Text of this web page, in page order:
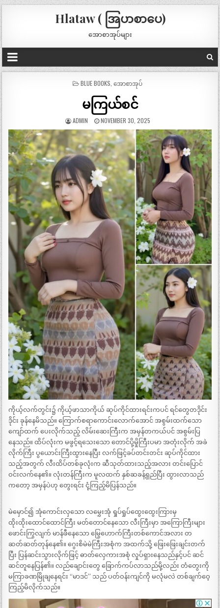
Hlataw ( အြပာစာပေ)
အောစာအုပ်များ
POSTED
BLUE BOOKS အောစာအုပ်
မကြယ်စင်
ADMIN NOVEMBER 30, 2025
ကိုယ့်လက်တွင်း၌ ကိုယ့်ဖာသာကိုယ် ဆုပ်ကိုင်ထားရင်းကပင် ရင်တွေတဒိုင်း
ဒိုင်း ခုန်နေမိသည်။ ကြောက်စရာကောင်းလောက်အောင် အစွမ်းထက်သော
ကျော်ထက် ပေးလိုက်သည့် လိမ်းဆေးကြီးက အမှန်တကယ်ပင် အစွမ်းပြ
နေသည်။ ထိပ်လုံးက မဖွင့်ရသေးသော တောင်ပို့မှိုကြီးပမာ အတုံးလိုက် အခဲ
လိုက်ကြီး ပွယောင်းကြီးထွားနေပြီး လက်ဖြင့်ခပ်တင်းတင်း ဆုပ်ကိုင်ထား
သည့်အတွက် လီးထိပ်တစ်ခုလုံးက ဆီသုတ်ထားသည့်အလား တင်းပြောင်
ဝင်းလက်နေ၏။ လုံးတန်ကြီးက မူလထက် နှစ်ဆခန့်ရှည်ပြီး ထွားလာသည်
ကတော့ အမှန်ပဲဟု တွေးရင်း ငုံ့ကြည့်မိပြန်သည်။
မဲမှောင်၍ အုံကောင်းလှသော လမွှေးအုံ ရှုပ်ရှုပ်ထွေးထွေးကြားမှ
ထိုးထိုးထောင်ထောင်ကြီး မတ်တောင်နေသော လီးကြီးမှာ အကြောကြီးများ
ဖောင်းကြွလျက် မာန်ဖီနေသော မြွေဟောက်ကြီးတစ်ကောင်အလား တ
ဆတ်ဆတ်တုန်နေ၏။ ဂွေးစိမဲမဲကြီးအစုံက အထက်သို့ ဖြေးဖြေးချင်းတက်
ပြီး ပြန်ဆင်းသွားလိုက်ဖြင့် ဓာတ်လှေကားအစုံ လှုပ်ရှားနေသည်နှင့်ပင် ဆင်
ဆင်တူနေပြန်၏။ လည်ချောင်းတွေ ခြောက်ကပ်လာသည်မို့လည်း တံတွေးကို
မကြာခဏမြိုချနေရင်း “မာဒင်” သည် ပတ်ဝန်းကျင်ကို မလုံမလဲ တစ်ချက်ဝေ့
ကြည့်မိလိုက်သည်။